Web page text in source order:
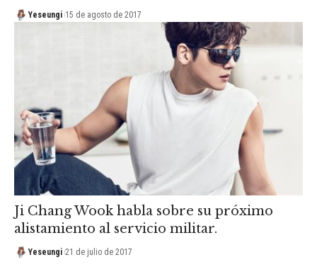
Yeseungi 15 de agosto de 2017
Ji Chang Wook habla sobre su próximo
alistamiento al servicio militar.
Yeseungi 21 de julio de 2017